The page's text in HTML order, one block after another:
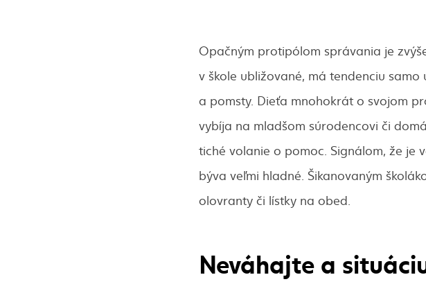
Opačným protipólom správania je
v škole ubližované, má tendenciu
a pomsty. Dieťa mnohokrát o svojom
vybíja na mladšom súrodencovi či
tiché volanie o pomoc. Signálom, že je
býva veľmi hladné. Šikanovaným
olovranty či lístky na obed.
Neváhajte a